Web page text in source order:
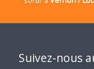
Suivez-nous